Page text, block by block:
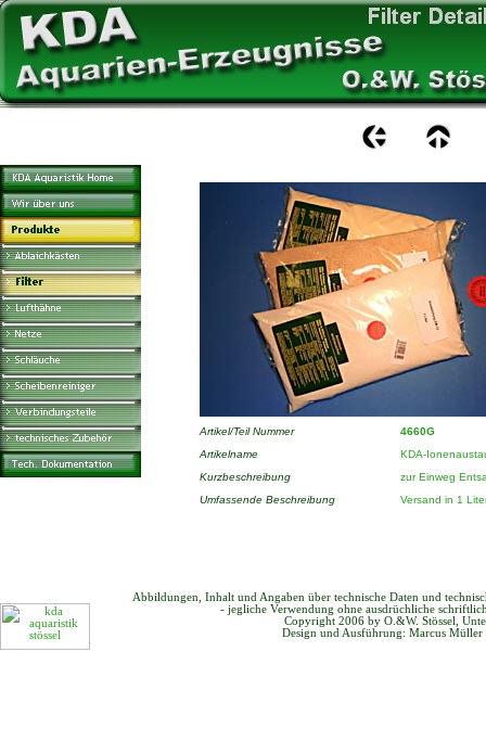
Artikel/Teil Nummer
4660G
Artikelname
KDA-
Kurzbeschreibung
zur Einweg
Umfassende Beschreibung
Versand in 1
Abbildungen, Inhalt und Angaben über technische Daten und
- jegliche Verwendung ohne ausdrüchliche
Copyright 2006 by O.&W. Stössel,
Design und Ausführung: Marcus